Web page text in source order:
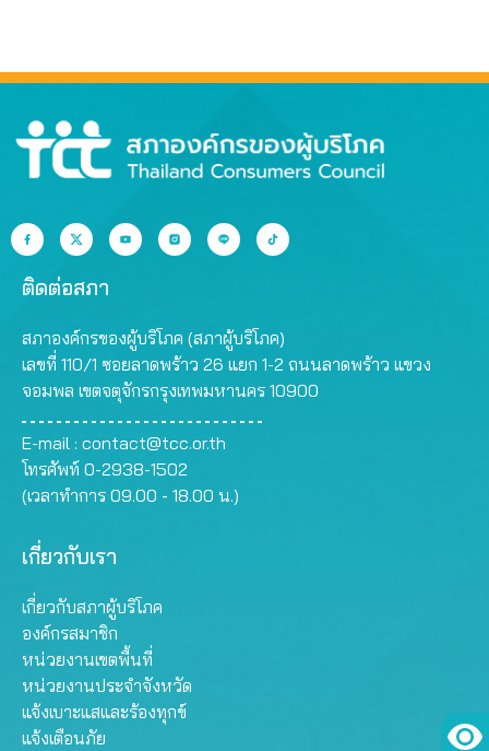
ติดต่อสภา
สภาองค์กรของผู้บริโภค (สภาผู้บริโภค)
เลขที่ 110/1 ซอยลาดพร้าว 26 แยก 1-2 ถนนลาดพร้าว แขวง
จอมพล เขตจตุจักรกรุงเทพมหานคร 10900
E-mail : contact@tcc.or.th
โทรศัพท์ 0-2938-1502
(เวลาทำการ 09.00 - 18.00 น.)
เกี่ยวกับเรา
เกี่ยวกับสภาผู้บริโภค
องค์กรสมาชิก
หน่วยงานเขตพื้นที่
หน่วยงานประจำจังหวัด
แจ้งเบาะแสและร้องทุกข์
แจ้งเตือนภัย